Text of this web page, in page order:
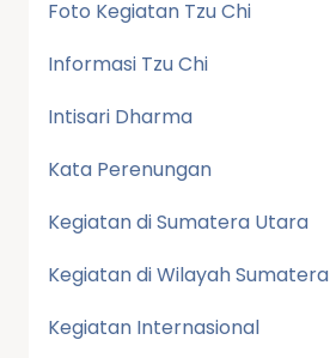
Foto Kegiatan Tzu Chi
Informasi Tzu Chi
Intisari Dharma
Kata Perenungan
Kegiatan di Sumatera Utara
Kegiatan di Wilayah Sumatera
Kegiatan Internasional